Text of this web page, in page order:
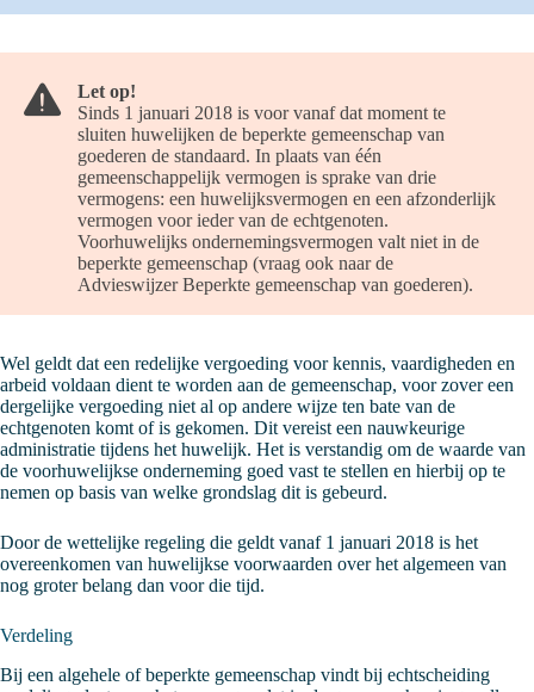
Let op!
Sinds 1 januari 2018 is voor vanaf dat moment te
sluiten huwelijken de beperkte gemeenschap van
goederen de standaard. In plaats van één
gemeenschappelijk vermogen is sprake van drie
vermogens: een huwelijksvermogen en een afzonderlijk
vermogen voor ieder van de echtgenoten.
Voorhuwelijks ondernemingsvermogen valt niet in de
beperkte gemeenschap (vraag ook naar de
Advieswijzer Beperkte gemeenschap van goederen).
Wel geldt dat een redelijke vergoeding voor kennis, vaardigheden en
arbeid voldaan dient te worden aan de gemeenschap, voor zover een
dergelijke vergoeding niet al op andere wijze ten bate van de
echtgenoten komt of is gekomen. Dit vereist een nauwkeurige
administratie tijdens het huwelijk. Het is verstandig om de waarde van
de voorhuwelijkse onderneming goed vast te stellen en hierbij op te
nemen op basis van welke grondslag dit is gebeurd.
Door de wettelijke regeling die geldt vanaf 1 januari 2018 is het
overeenkomen van huwelijkse voorwaarden over het algemeen van
nog groter belang dan voor die tijd.
Verdeling
Bij een algehele of beperkte gemeenschap vindt bij echtscheiding